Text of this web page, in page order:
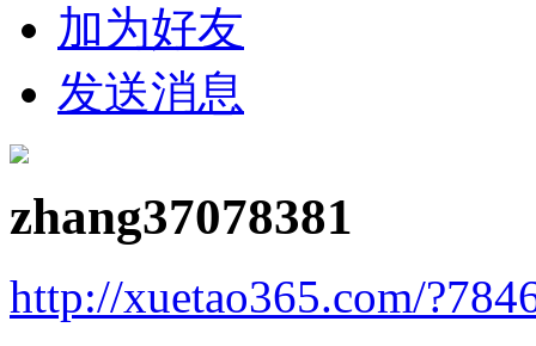
加为好友
发送消息
zhang37078381
http://xuetao365.com/